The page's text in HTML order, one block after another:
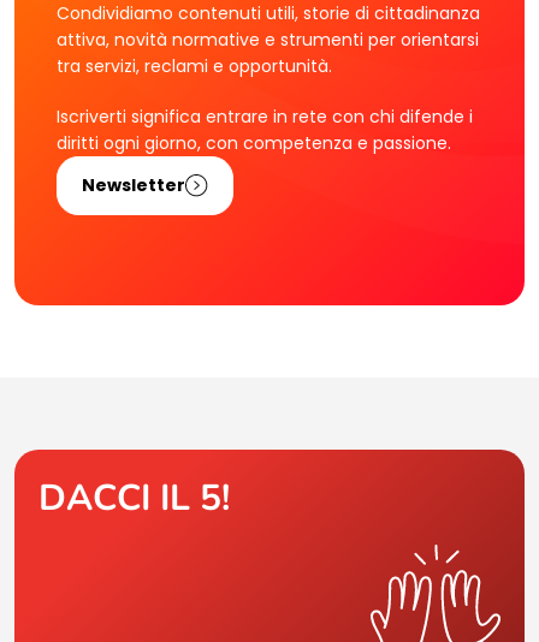
Condividiamo contenuti utili, storie di cittadinanza
attiva, novità normative e strumenti per orientarsi
tra servizi, reclami e opportunità.
Iscriverti significa entrare in rete con chi difende i
diritti ogni giorno, con competenza e passione.
Newsletter
DACCI IL 5!